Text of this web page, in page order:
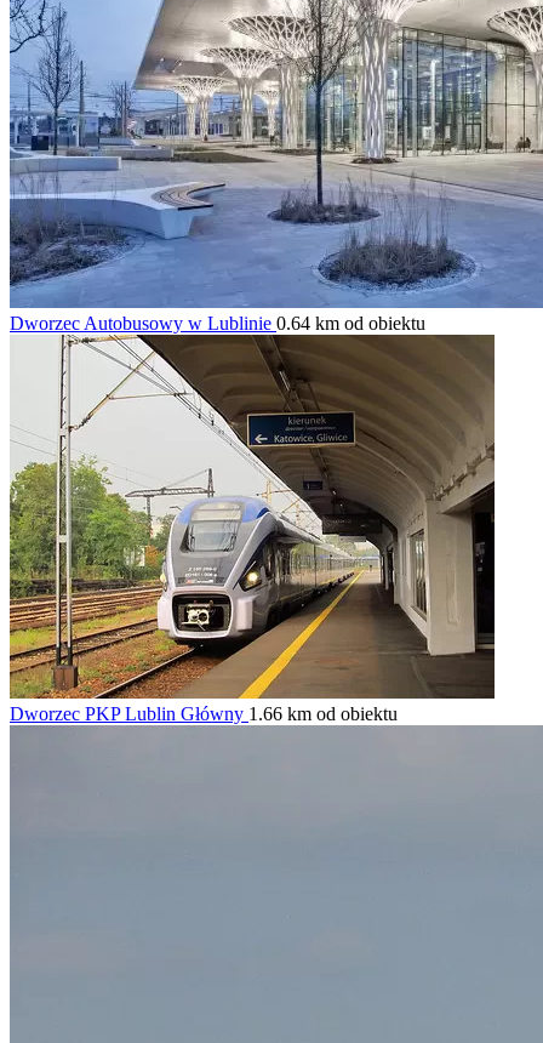
Dworzec Autobusowy w Lublinie 0.64 km od obiektu
Dworzec PKP Lublin Główny 1.66 km od obiektu